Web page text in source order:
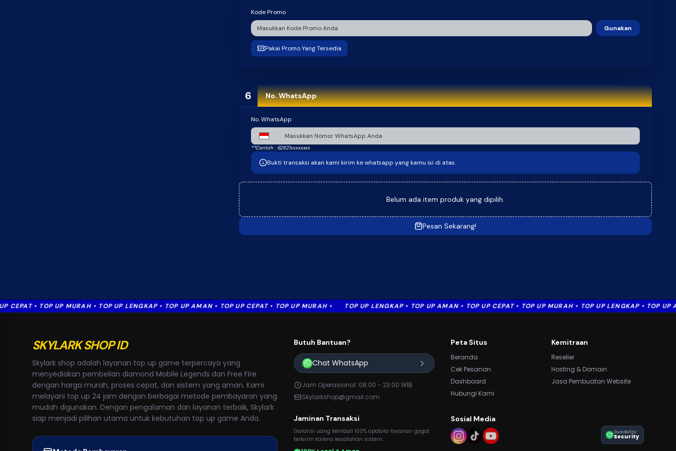
Kode Promo
Gunakan
Pakai Promo Yang Tersedia
6 No. WhatsApp
No. WhatsApp
**Contoh : 62821xxxxxxxx
Bukti transaksi akan kami kirim ke whatsapp yang kamu isi di atas.
Belum ada item produk yang dipilih.
Pesan Sekarang!
• TOP UP MURAH • TOP UP LENGKAP • TOP UP AMAN • TOP UP CEPAT • TOP UP MURAH • TOP UP LENGKAP • TOP UP AMAN • TOP UP CEPAT • TOP UP MURAH • TOP UP LENGKAP • TOP UP
SKYLARK SHOP ID
Skylark shop adalah layanan top up game terpercaya yang
menyediakan pembelian diamond Mobile Legends dan Free Fire
dengan harga murah, proses cepat, dan sistem yang aman. Kami
melayani top up 24 jam dengan berbagai metode pembayaran yang
mudah digunakan. Dengan pengalaman dan layanan terbaik, Skylark
siap menjadi pilihan utama untuk kebutuhan top up game Anda.
Butuh Bantuan?
Chat WhatsApp
Jam Operasional: 08:00 - 23:00 WIB
Skylarkshop@gmail.com
Jaminan Transaksi
Garansi uang kembali 100% apabila layanan gagal
terkirim karena kesalahan sistem.
Peta Situs
Beranda
Cek Pesanan
Dashboard
Hubungi Kami
Kemitraan
Reseller
Hosting & Domain
Jasa Pembuatan Website
Sosial Media
Guarded by
Security